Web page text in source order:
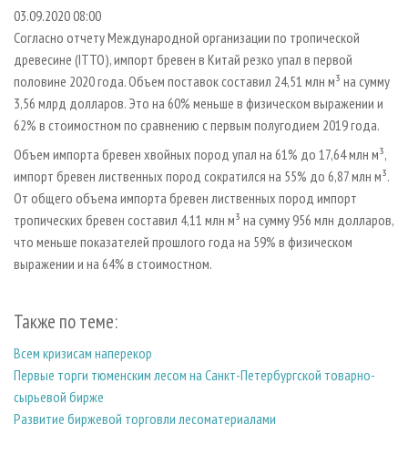
СУШКА ДРЕВЕСИНЫ
ПРОИЗВОДСТВО ДРЕВЕСНЫХ ПЛИТ
ДЕРЕВЯННОЕ ДОМОСТРОЕНИЕ
ПРОИЗВОДСТВО МЕБЕЛИ
БИОЭНЕРГЕТИКА
ЦБП
ИНСТРУМЕНТ И МАТЕРИАЛЫ
ПЕРСОНЫ
МОБИЛЬНЫЕ ВЫСТАВКИ
ОФИЦИАЛЬНЫЕ ДЕЛЕГАЦИИ
ПРИОРИТЕТНЫЕ ИНВЕСТПРОЕКТЫ
RUSSIAN FORESTRY REVIEW
ГАЗЕТА ЛЕСПРОМФОРУМ
БИБЛИОТЕКА СПЕЦИАЛИСТА
КОНТАКТЫ
РЕКЛАМА
РЕКЛАМА НА САЙТЕ
03.09.2020 08:00
Согласно отчету Международной организации по тропической
древесине (ITTO), импорт бревен в Китай резко упал в первой
половине 2020 года. Объем поставок составил 24,51 млн м³ на сумму
3,56 млрд долларов. Это на 60% меньше в физическом выражении и
62% в стоимостном по сравнению с первым полугодием 2019 года.
Объем импорта бревен хвойных пород упал на 61% до 17,64 млн м³,
импорт бревен лиственных пород сократился на 55% до 6,87 млн м³.
От общего объема импорта бревен лиственных пород импорт
тропических бревен составил 4,11 млн м³ на сумму 956 млн долларов,
что меньше показателей прошлого года на 59% в физическом
выражении и на 64% в стоимостном.
Также по теме:
Всем кризисам наперекор
Первые торги тюменским лесом на Санкт-Петербургской товарно-
сырьевой бирже
Развитие биржевой торговли лесоматериалами